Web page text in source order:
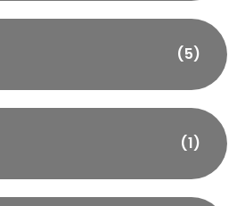
(5)
(1)